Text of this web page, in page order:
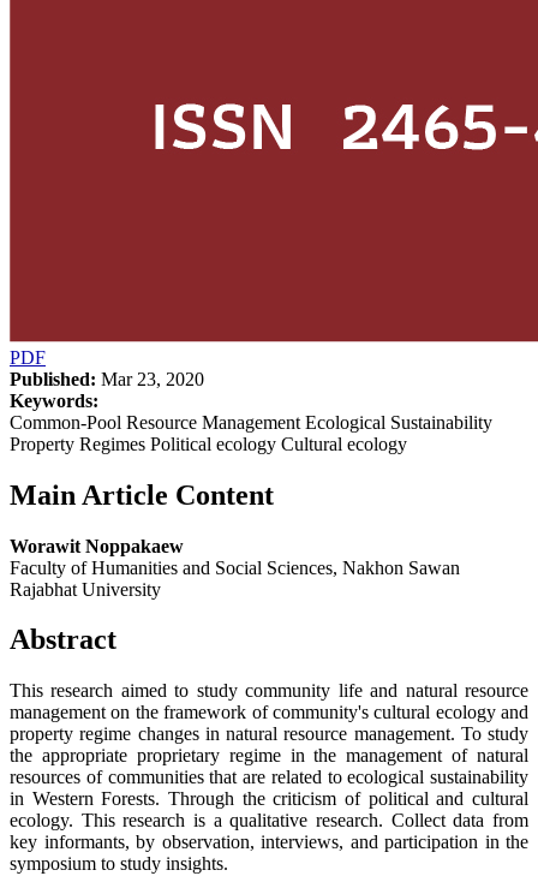
PDF
Published: Mar 23, 2020
Keywords:
Common-Pool Resource Management Ecological Sustainability
Property Regimes Political ecology Cultural ecology
Main Article Content
Worawit Noppakaew
Faculty of Humanities and Social Sciences, Nakhon Sawan
Rajabhat University
Abstract
This research aimed to study community life and natural resource
management on the framework of community's cultural ecology and
property regime changes in natural resource management. To study
the appropriate proprietary regime in the management of natural
resources of communities that are related to ecological sustainability
in Western Forests. Through the criticism of political and cultural
ecology. This research is a qualitative research. Collect data from
key informants, by observation, interviews, and participation in the
symposium to study insights.